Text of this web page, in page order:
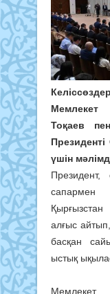
Тоқаев
үшін
алғыс
басқан
ыстық